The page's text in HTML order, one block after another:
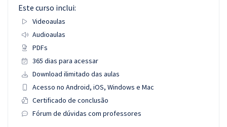
Este curso inclui:
Videoaulas
Audioaulas
PDFs
365 dias para acessar
Download ilimitado das aulas
Acesso no Android, iOS, Windows e Mac
Certificado de conclusão
Fórum de dúvidas com professores